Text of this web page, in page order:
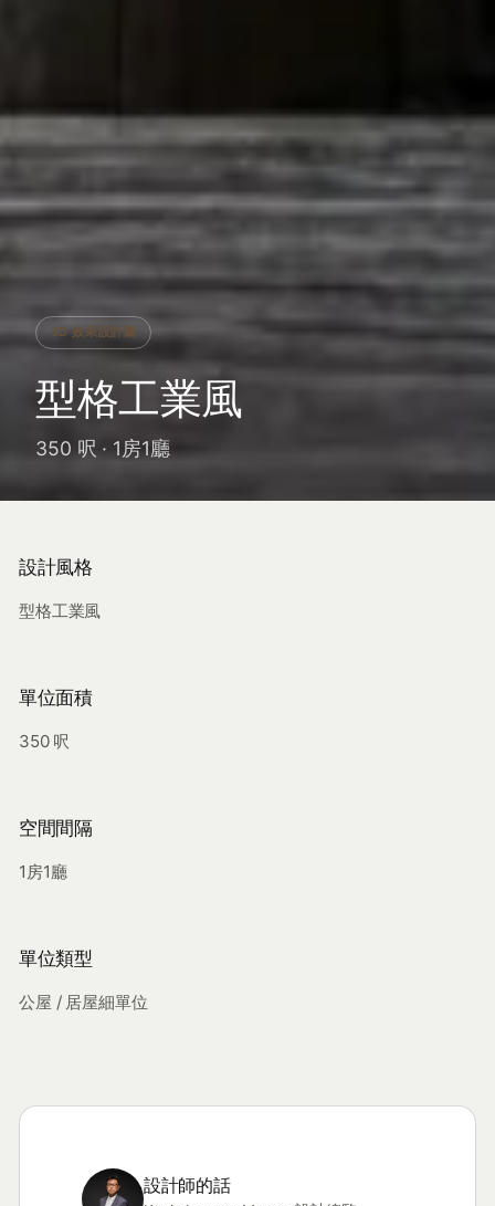
3D 效果設計圖
型格工業風
350 呎 · 1房1廳
設計風格
型格工業風
單位面積
350 呎
空間間隔
1房1廳
單位類型
公屋 / 居屋細單位
設計師的話